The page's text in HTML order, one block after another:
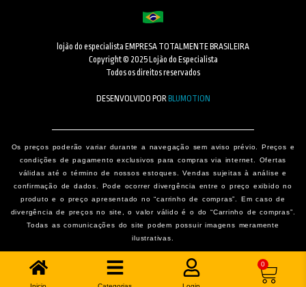
lojão do especialista EMPRESA TOTALMENTE BRASILEIRA
Copyright © 2025 Lojão do Especialista
Todos os direitos reservados
DESENVOLVIDO PORBLUMOTION
Os preços poderão variar durante a navegação sem aviso prévio. Preços e
condições de pagamento exclusivos para compras via internet. Ofertas
válidas até o término de nossos estoques. Vendas sujeitas à análise e
confirmação de dados. Pode ocorrer divergência entre o preço exibido no
produto e o preço apresentado no “carrinho de compras”. Em caso de
divergência de preços no site, o valor válido é o do “Carrinho de compras”.
Todas as comunicações do site podem possuir imagens meramente
ilustrativas.
0